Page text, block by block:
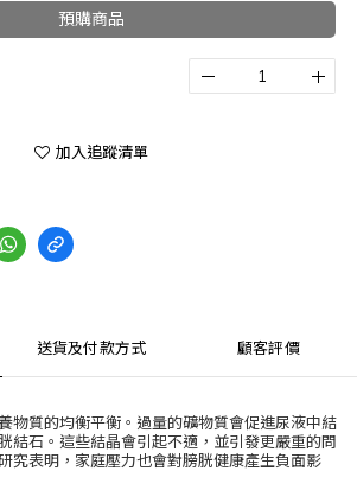
預購商品
加入追蹤清單
送貨及付款方式 顧客評價
物質的均衡平衡。過量的礦物質會促進尿液中結
結石。這些結晶會引起不適，並引發更嚴重的問
究表明，家庭壓力也會對膀胱健康產生負面影